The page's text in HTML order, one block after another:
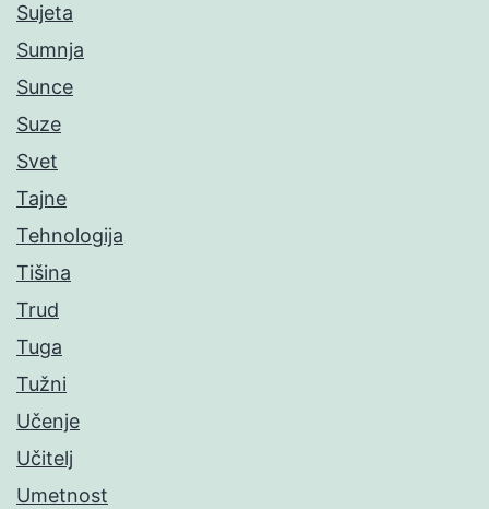
Sujeta
Sumnja
Sunce
Suze
Svet
Tajne
Tehnologija
Tišina
Trud
Tuga
Tužni
Učenje
Učitelj
Umetnost